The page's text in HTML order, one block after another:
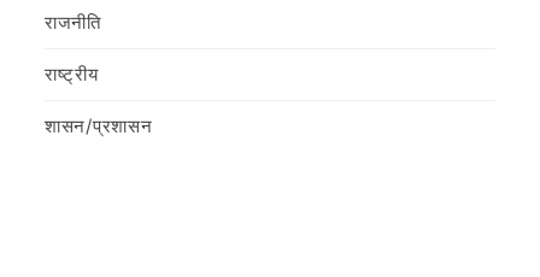
राजनीति
राष्ट्रीय
शासन/प्रशासन